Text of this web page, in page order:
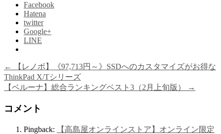
Facebook
Hatena
twitter
Google+
LINE
←
【レノボ】《97,713円～》SSDへのカスタマイズがお得な
ThinkPad X/Tシリーズ
【ベルーナ】総合ランキングベスト3（2月上旬版）
→
コメント
Pingback:
【高島屋オンラインストア】オンライン限定